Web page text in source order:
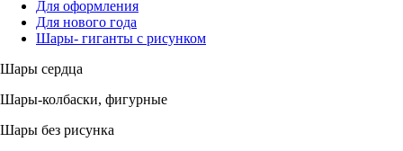
Для оформления
Для нового года
Шары- гиганты с рисунком
Шары сердца
Шары-колбаски, фигурные
Шары без рисунка